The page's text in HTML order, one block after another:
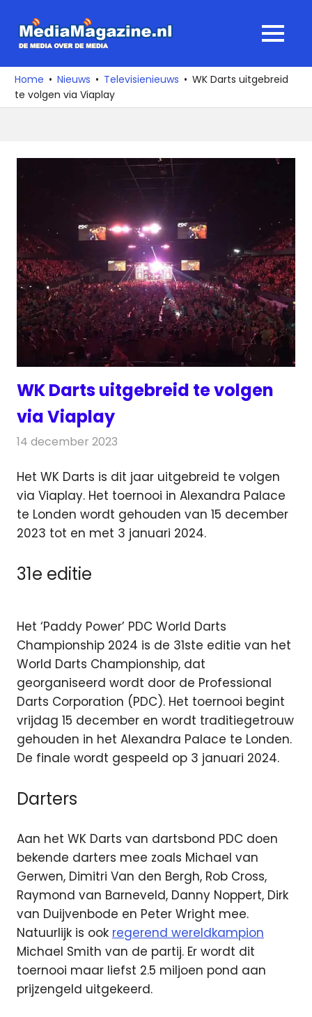
naar
media
over
de
MENU
Home Nieuws Televisienieuws
WK Darts uitgebreid
te volgen via Viaplay
WK Darts uitgebreid te volgen
via Viaplay
14 december 2023
Het WK Darts is dit jaar uitgebreid te volgen
via Viaplay. Het toernooi in Alexandra Palace
te Londen wordt gehouden van 15 december
2023 tot en met 3 januari 2024.
31e editie
Het ‘Paddy Power’ PDC World Darts
Championship 2024 is de 31ste editie van het
World Darts Championship, dat
georganiseerd wordt door de Professional
Darts Corporation (PDC). Het toernooi begint
vrijdag 15 december en wordt traditiegetrouw
gehouden in het Alexandra Palace te Londen.
De finale wordt gespeeld op 3 januari 2024.
Darters
Aan het WK Darts van dartsbond PDC doen
bekende darters mee zoals Michael van
Gerwen, Dimitri Van den Bergh, Rob Cross,
Raymond van Barneveld, Danny Noppert, Dirk
van Duijvenbode en Peter Wright mee.
Natuurlijk is ook regerend wereldkampion
Michael Smith van de partij. Er wordt dit
toernooi maar liefst 2.5 miljoen pond aan
prijzengeld uitgekeerd.